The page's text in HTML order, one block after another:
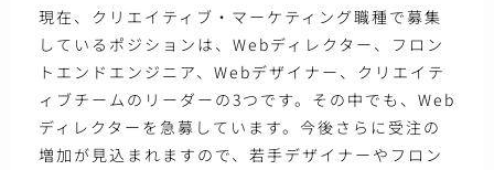
現在、クリエイティブ・マーケティング職種で募集
しているポジションは、Webディレクター、フロン
トエンドエンジニア、Webデザイナー、クリエイテ
ィブチームのリーダーの3つです。その中でも、Web
ディレクターを急募しています。今後さらに受注の
増加が見込まれますので、若手デザイナーやフロン